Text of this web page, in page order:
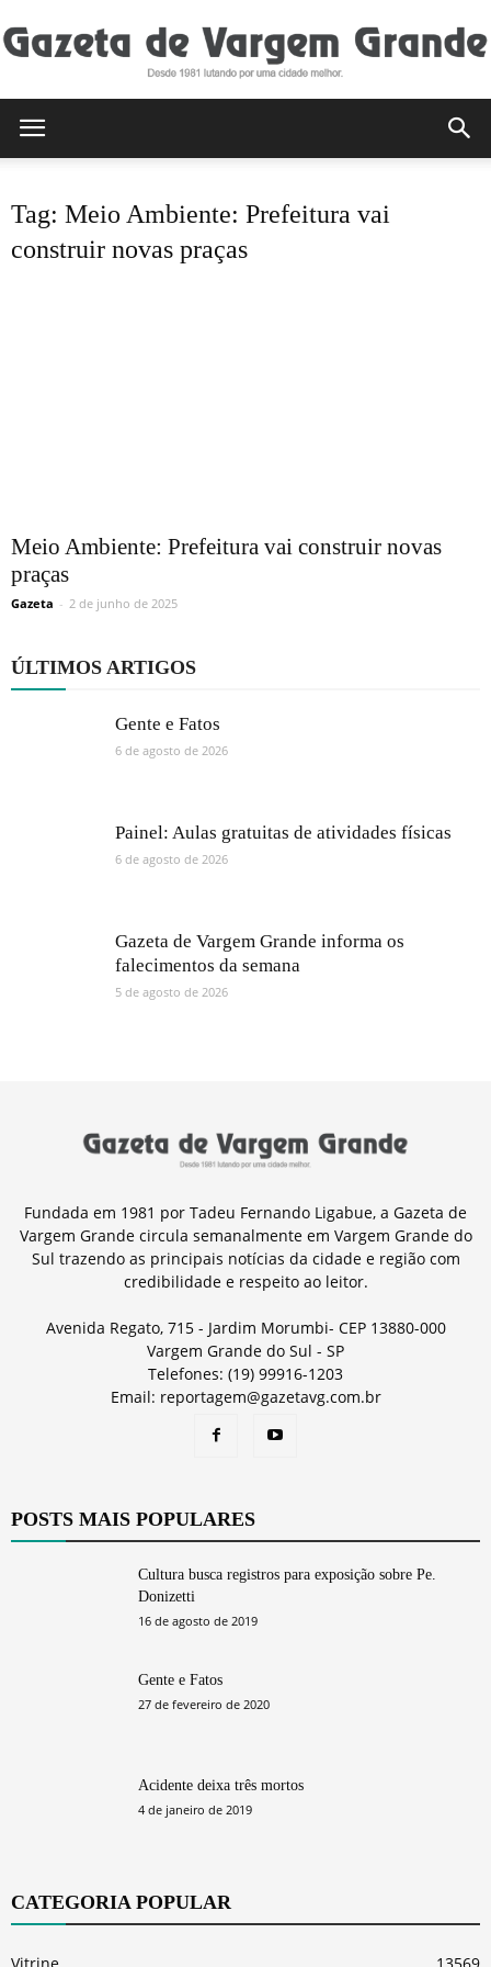
Tag: Meio Ambiente: Prefeitura vai
construir novas praças
Meio Ambiente: Prefeitura vai construir novas
praças
Gazeta - 2 de junho de 2025
ÚLTIMOS ARTIGOS
Gente e Fatos
6 de agosto de 2026
Painel: Aulas gratuitas de atividades físicas
6 de agosto de 2026
Gazeta de Vargem Grande informa os
falecimentos da semana
5 de agosto de 2026
Fundada em 1981 por Tadeu Fernando Ligabue, a Gazeta de
Vargem Grande circula semanalmente em Vargem Grande do
Sul trazendo as principais notícias da cidade e região com
credibilidade e respeito ao leitor.
Avenida Regato, 715 - Jardim Morumbi- CEP 13880-000
Vargem Grande do Sul - SP
Telefones: (19) 99916-1203
Email: reportagem@gazetavg.com.br
POSTS MAIS POPULARES
Cultura busca registros para exposição sobre Pe.
Donizetti
16 de agosto de 2019
Gente e Fatos
27 de fevereiro de 2020
Acidente deixa três mortos
4 de janeiro de 2019
CATEGORIA POPULAR
Vitrine 13569